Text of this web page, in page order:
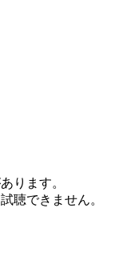
ります。
聴できません。